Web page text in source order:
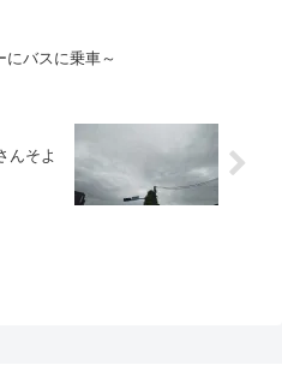
にバスに乗車～
んそよ